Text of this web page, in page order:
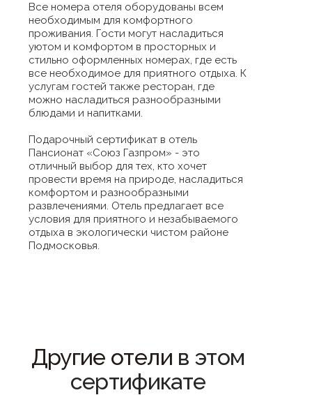
Все номера отеля оборудованы всем
необходимым для комфортного
проживания. Гости могут насладиться
уютом и комфортом в просторных и
стильно оформленных номерах, где есть
все необходимое для приятного отдыха. К
услугам гостей также ресторан, где
можно насладиться разнообразными
блюдами и напитками.
Подарочный сертификат в отель
Пансионат «Союз Газпром» - это
отличный выбор для тех, кто хочет
провести время на природе, насладиться
комфортом и разнообразными
развлечениями. Отель предлагает все
условия для приятного и незабываемого
отдыха в экологически чистом районе
Подмосковья.
Другие отели в этом
сертификате